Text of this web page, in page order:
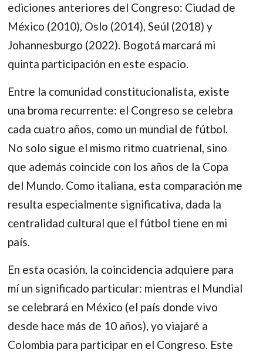
ediciones anteriores del Congreso: Ciudad de
México (2010), Oslo (2014), Seúl (2018) y
Johannesburgo (2022). Bogotá marcará mi
quinta participación en este espacio.
Entre la comunidad constitucionalista, existe
una broma recurrente: el Congreso se celebra
cada cuatro años, como un mundial de fútbol.
No solo sigue el mismo ritmo cuatrienal, sino
que además coincide con los años de la Copa
del Mundo. Como italiana, esta comparación me
resulta especialmente significativa, dada la
centralidad cultural que el fútbol tiene en mi
país.
En esta ocasión, la coincidencia adquiere para
mí un significado particular: mientras el Mundial
se celebrará en México (el país donde vivo
desde hace más de 10 años), yo viajaré a
Colombia para participar en el Congreso. Este